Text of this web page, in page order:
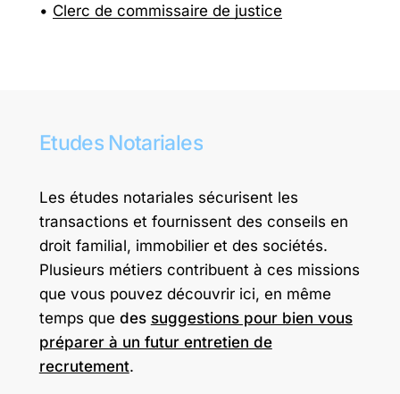
Clerc de commissaire de justice
Etudes Notariales
Les études notariales sécurisent les
transactions et fournissent des conseils en
droit familial, immobilier et des sociétés.
Plusieurs métiers contribuent à ces missions
que vous pouvez découvrir ici, en même
temps que des suggestions pour bien vous
préparer à un futur entretien de
recrutement.